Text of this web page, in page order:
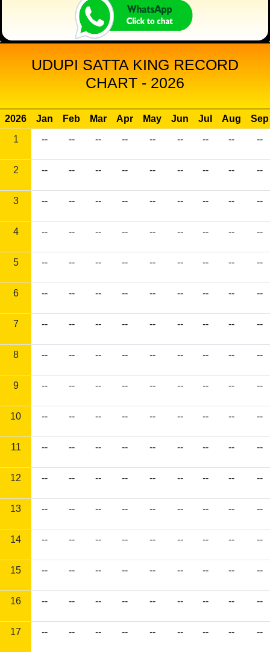
UDUPI SATTA KING RECORD
CHART - 2026
2026 Jan Feb Mar Apr May Jun Jul Aug
Sep
1
-- -- -- -- -- -- -- -- --
2 -- -- -- -- -- -- -- -- --
3 -- -- -- -- -- -- -- -- --
4 -- -- -- -- -- -- -- -- --
5 -- -- -- -- -- -- -- -- --
6 -- -- -- -- -- -- -- -- --
7 -- -- -- -- -- -- -- -- --
8 -- -- -- -- -- -- -- -- --
9 -- -- -- -- -- -- -- -- --
10 -- -- -- -- -- -- -- -- --
11 -- -- -- -- -- -- -- -- --
12 -- -- -- -- -- -- -- -- --
13 -- -- -- -- -- -- -- -- --
14 -- -- -- -- -- -- -- -- --
15 -- -- -- -- -- -- -- -- --
16 -- -- -- -- -- -- -- -- --
17 -- -- -- -- -- -- -- -- --